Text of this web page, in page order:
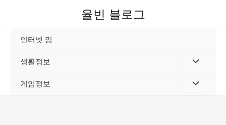
율빈 블로그
인터넷 밈
생활정보
게임정보